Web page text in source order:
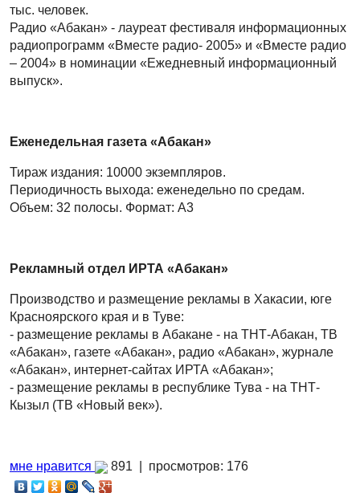
тыс. человек.
Радио «Абакан» - лауреат фестиваля информационных
радиопрограмм «Вместе радио- 2005» и «Вместе радио
– 2004» в номинации «Ежедневный информационный
выпуск».
Еженедельная гaзета «Абакан»
Тираж издания: 10000 экземпляров.
Периодичность выхода: еженедельно по средам.
Объем: 32 полосы. Формат: А3
Рекламный отдел ИРТА «Абакан»
Производство и размещение рекламы в Хакасии, юге
Красноярского края и в Туве:
- размещение рекламы в Абакане - на ТНТ-Абакан, ТВ
«Абакан», газете «Абакан», радио «Абакан», журнале
«Абакан», интернет-сайтах ИРТА «Абакан»;
- размещение рекламы в республике Тува - на ТНТ-
Кызыл (ТВ «Новый век»).
мне нравится 891 | просмотров: 176